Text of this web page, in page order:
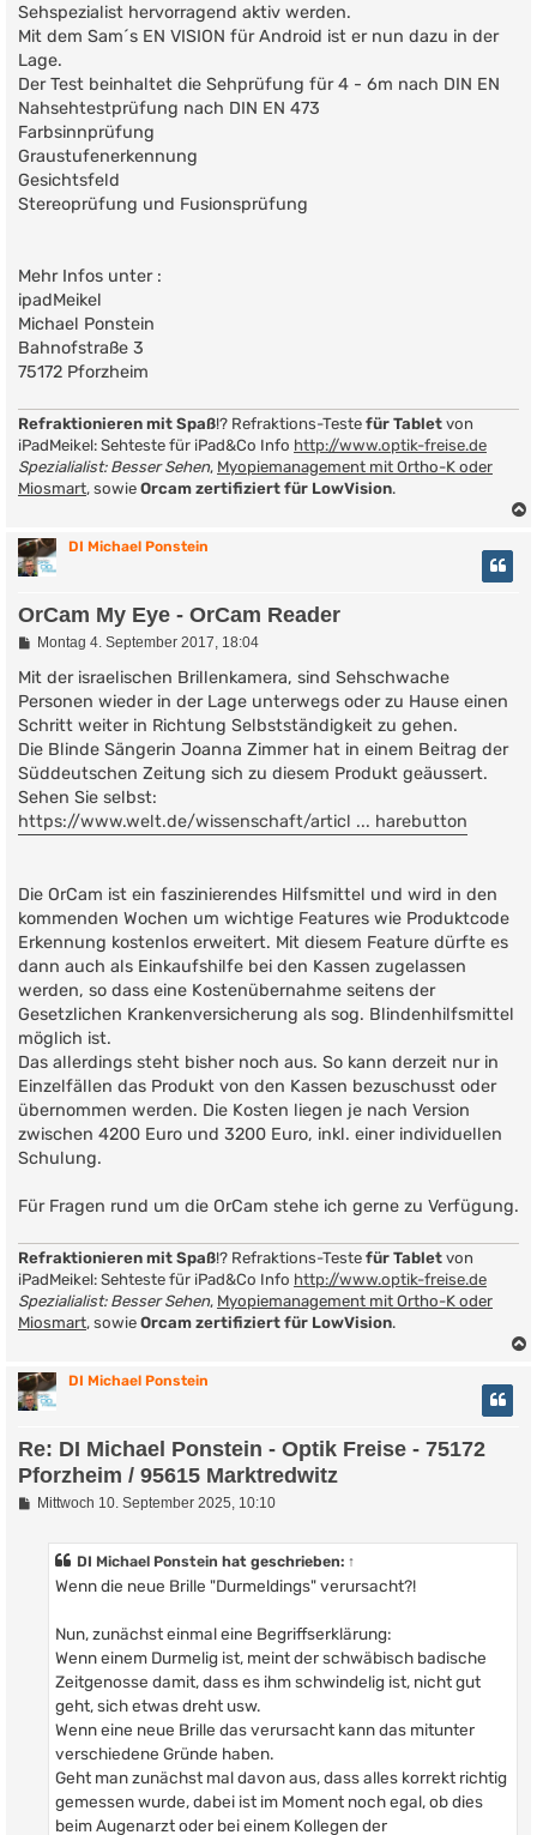
Sehspezialist hervorragend aktiv werden.
Mit dem Sam´s EN VISION für Android ist er nun dazu in der
Lage.
Der Test beinhaltet die Sehprüfung für 4 - 6m nach DIN EN
Nahsehtestprüfung nach DIN EN 473
Farbsinnprüfung
Graustufenerkennung
Gesichtsfeld
Stereoprüfung und Fusionsprüfung
Mehr Infos unter :
ipadMeikel
Michael Ponstein
Bahnofstraße 3
75172 Pforzheim
Refraktionieren mit Spaß!? Refraktions-Teste für Tablet von
iPadMeikel: Sehteste für iPad&Co Info http://www.optik-freise.de
Spezialialist: Besser Sehen, Myopiemanagement mit Ortho-K oder
Miosmart, sowie Orcam zertifiziert für LowVision.
DI Michael Ponstein
OrCam My Eye - OrCam Reader
B
i
r
a
g
Montag 4. September 2017, 18:04
Mit der israelischen Brillenkamera, sind Sehschwache
Personen wieder in der Lage unterwegs oder zu Hause einen
Schritt weiter in Richtung Selbstständigkeit zu gehen.
Die Blinde Sängerin Joanna Zimmer hat in einem Beitrag der
Süddeutschen Zeitung sich zu diesem Produkt geäussert.
Sehen Sie selbst:
https://www.welt.de/wissenschaft/articl ... harebutton
Die OrCam ist ein faszinierendes Hilfsmittel und wird in den
kommenden Wochen um wichtige Features wie Produktcode
Erkennung kostenlos erweitert. Mit diesem Feature dürfte es
dann auch als Einkaufshilfe bei den Kassen zugelassen
werden, so dass eine Kostenübernahme seitens der
Gesetzlichen Krankenversicherung als sog. Blindenhilfsmittel
möglich ist.
Das allerdings steht bisher noch aus. So kann derzeit nur in
Einzelfällen das Produkt von den Kassen bezuschusst oder
übernommen werden. Die Kosten liegen je nach Version
zwischen 4200 Euro und 3200 Euro, inkl. einer individuellen
Schulung.
Für Fragen rund um die OrCam stehe ich gerne zu Verfügung.
Refraktionieren mit Spaß!? Refraktions-Teste für Tablet von
iPadMeikel: Sehteste für iPad&Co Info http://www.optik-freise.de
Spezialialist: Besser Sehen, Myopiemanagement mit Ortho-K oder
Miosmart, sowie Orcam zertifiziert für LowVision.
DI Michael Ponstein
Re: DI Michael Ponstein - Optik Freise - 75172
Pforzheim / 95615 Marktredwitz
BMittwoch 10. September 2025, 10:10
DI Michael Ponstein hat geschrieben: ↑
Wenn die neue Brille "Durmeldings" verursacht?!
Nun, zunächst einmal eine Begriffserklärung:
Wenn einem Durmelig ist, meint der schwäbisch badische
Zeitgenosse damit, dass es ihm schwindelig ist, nicht gut
geht, sich etwas dreht usw.
Wenn eine neue Brille das verursacht kann das mitunter
verschiedene Gründe haben.
Geht man zunächst mal davon aus, dass alles korrekt richtig
gemessen wurde, dabei ist im Moment noch egal, ob dies
beim Augenarzt oder bei einem Kollegen der